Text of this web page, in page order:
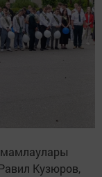
Кузюров,